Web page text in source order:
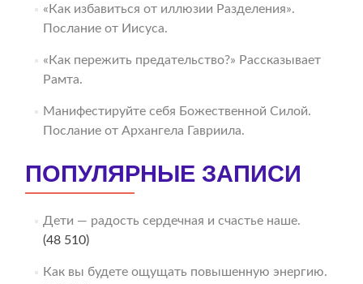
«Как избавиться от иллюзии Разделения».
Послание от Иисуса.
«Как пережить предательство?» Рассказывает
Рамта.
Манифестируйте себя Божественной Силой.
Послание от Архангела Гавриила.
ПОПУЛЯРНЫЕ ЗАПИСИ
Дети — радость сердечная и счастье наше.
(48 510)
Как вы будете ощущать повышенную энергию.